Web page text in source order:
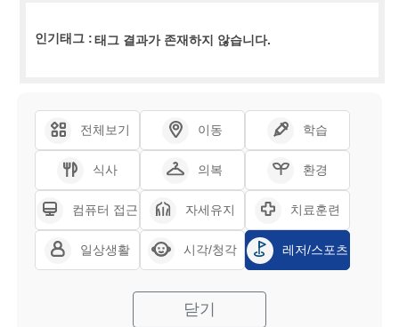
인기태그 : 태그 결과가 존재하지 않습니다.
전체보기 이동 학습
식사 의복 환경
컴퓨터 접근 자세유지 치료훈련
일상생활 시각/청각 레저/스포츠
닫기